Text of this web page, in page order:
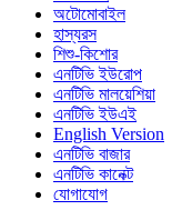
অটোমোবাইল
হাস্যরস
শিশু-কিশোর
এনটিভি ইউরোপ
এনটিভি মালয়েশিয়া
এনটিভি ইউএই
English Version
এনটিভি বাজার
এনটিভি কানেক্ট
যোগাযোগ